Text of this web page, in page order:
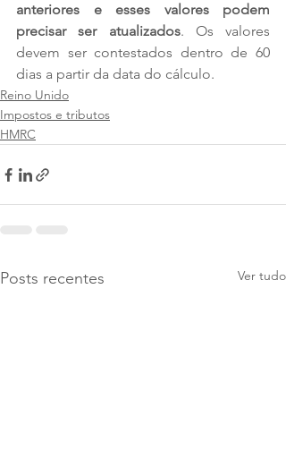
anteriores e esses valores podem
precisar ser atualizados. Os valores
devem ser contestados dentro de 60
dias a partir da data do cálculo.
Reino Unido
Impostos e tributos
HMRC
Posts recentes Ver tudo